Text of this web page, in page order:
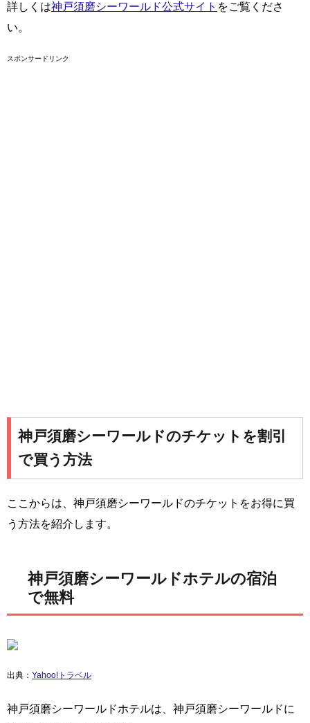
詳しくは神戸須磨シーワールド公式サイト をご覧くださ
い。
スポンサードリンク
神戸須磨シーワールドのチケットを割引
で買う方法
ここからは、神戸須磨シーワールドのチケットをお得に買
う方法を紹介します。
神戸須磨シーワールドホテルの宿泊
で無料
出典： Yahoo!トラベル
神戸須磨シーワールドホテルは、神戸須磨シーワールドに